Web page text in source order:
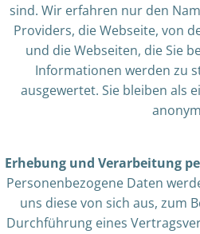
sind. Wir erfahren nur den
Providers, die Webseite, von
und die Webseiten, die Sie
Informationen werden zu
ausgewertet. Sie bleiben als
Erhebung und Verarbeitung
Personenbezogene Daten
uns diese von sich aus, zum
Durchführung eines